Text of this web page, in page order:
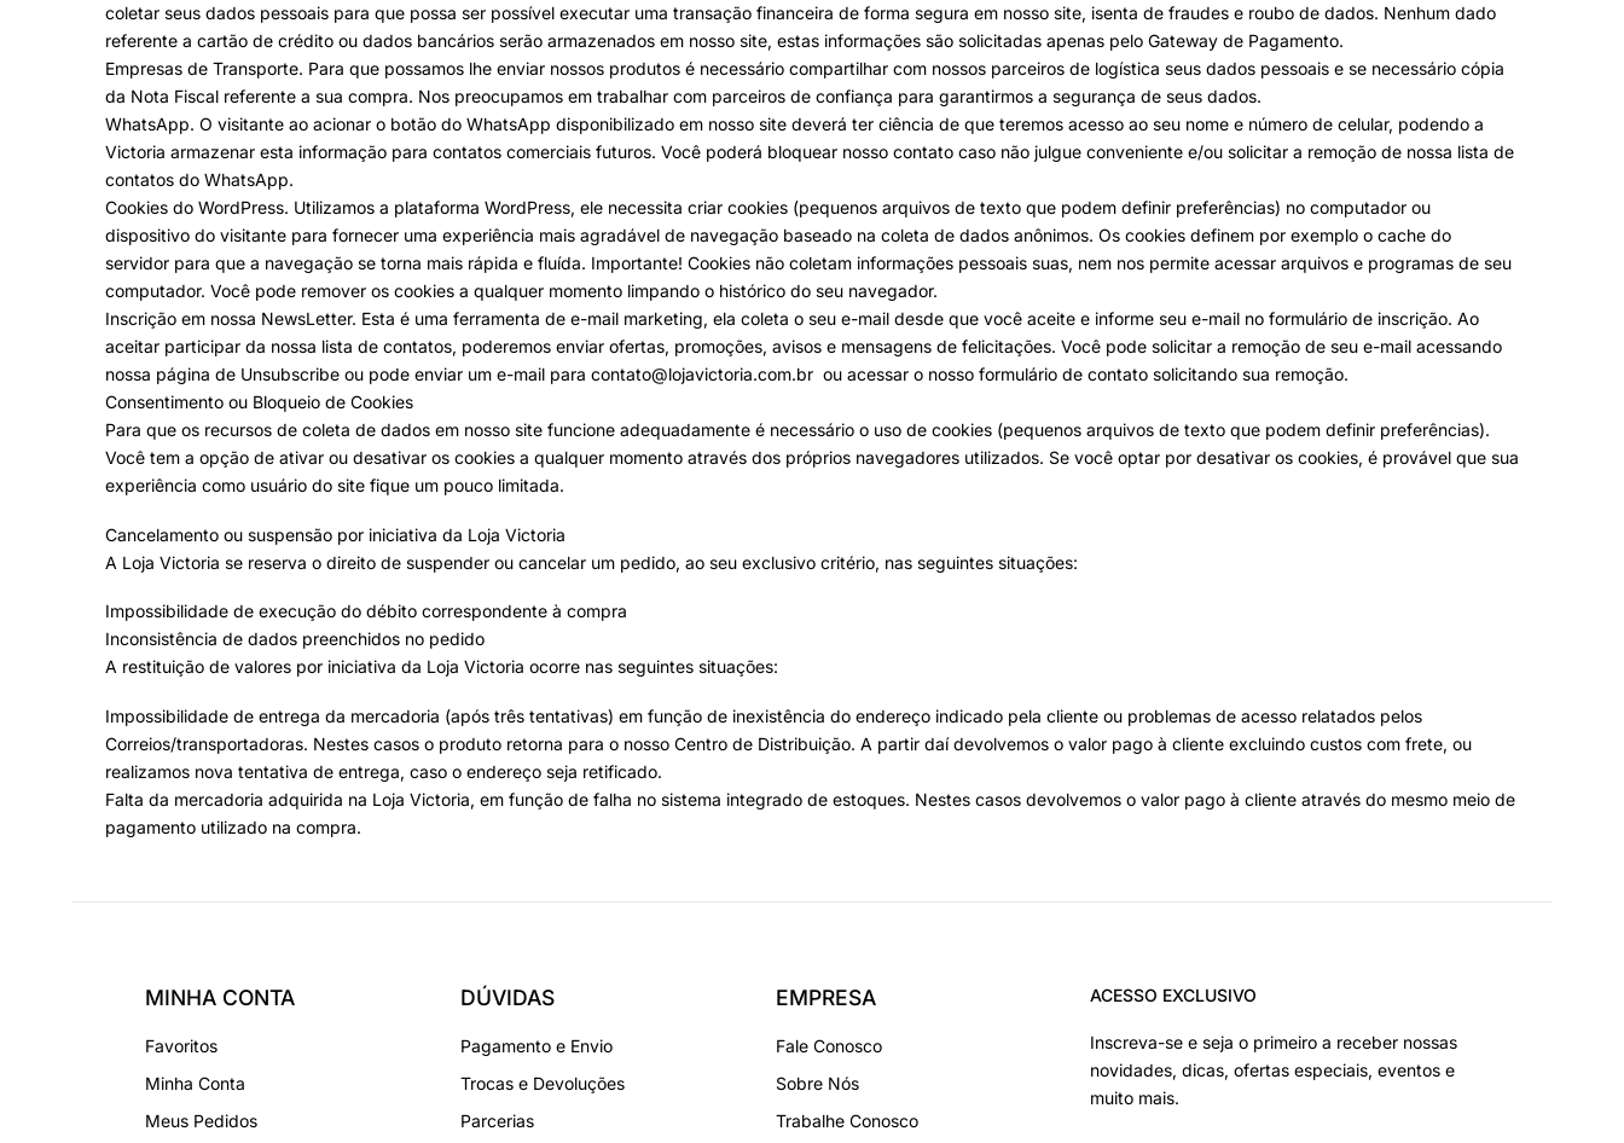
coletar seus dados pessoais para que possa ser possível executar uma transação financeira de forma segura em nosso site, isenta de fraudes e roubo de dados. Nenhum dado
referente a cartão de crédito ou dados bancários serão armazenados em nosso site, estas informações são solicitadas apenas pelo Gateway de Pagamento.
Empresas de Transporte. Para que possamos lhe enviar nossos produtos é necessário compartilhar com nossos parceiros de logística seus dados pessoais e se necessário cópia
da Nota Fiscal referente a sua compra. Nos preocupamos em trabalhar com parceiros de confiança para garantirmos a segurança de seus dados.
WhatsApp. O visitante ao acionar o botão do WhatsApp disponibilizado em nosso site deverá ter ciência de que teremos acesso ao seu nome e número de celular, podendo a
Victoria armazenar esta informação para contatos comerciais futuros. Você poderá bloquear nosso contato caso não julgue conveniente e/ou solicitar a remoção de nossa lista de
contatos do WhatsApp.
Cookies do WordPress. Utilizamos a plataforma WordPress, ele necessita criar cookies (pequenos arquivos de texto que podem definir preferências) no computador ou
dispositivo do visitante para fornecer uma experiência mais agradável de navegação baseado na coleta de dados anônimos. Os cookies definem por exemplo o cache do
servidor para que a navegação se torna mais rápida e fluída. Importante! Cookies não coletam informações pessoais suas, nem nos permite acessar arquivos e programas de seu
computador. Você pode remover os cookies a qualquer momento limpando o histórico do seu navegador.
Inscrição em nossa NewsLetter. Esta é uma ferramenta de e-mail marketing, ela coleta o seu e-mail desde que você aceite e informe seu e-mail no formulário de inscrição. Ao
aceitar participar da nossa lista de contatos, poderemos enviar ofertas, promoções, avisos e mensagens de felicitações. Você pode solicitar a remoção de seu e-mail acessando
nossa página de Unsubscribe ou pode enviar um e-mail para contato@lojavictoria.com.br ou acessar o nosso formulário de contato solicitando sua remoção.
Consentimento ou Bloqueio de Cookies
Para que os recursos de coleta de dados em nosso site funcione adequadamente é necessário o uso de cookies (pequenos arquivos de texto que podem definir preferências).
Você tem a opção de ativar ou desativar os cookies a qualquer momento através dos próprios navegadores utilizados. Se você optar por desativar os cookies, é provável que sua
experiência como usuário do site fique um pouco limitada.
Cancelamento ou suspensão por iniciativa da Loja Victoria
A Loja Victoria se reserva o direito de suspender ou cancelar um pedido, ao seu exclusivo critério, nas seguintes situações:
Impossibilidade de execução do débito correspondente à compra
Inconsistência de dados preenchidos no pedido
A restituição de valores por iniciativa da Loja Victoria ocorre nas seguintes situações:
Impossibilidade de entrega da mercadoria (após três tentativas) em função de inexistência do endereço indicado pela cliente ou problemas de acesso relatados pelos
Correios/transportadoras. Nestes casos o produto retorna para o nosso Centro de Distribuição. A partir daí devolvemos o valor pago à cliente excluindo custos com frete, ou
realizamos nova tentativa de entrega, caso o endereço seja retificado.
Falta da mercadoria adquirida na Loja Victoria, em função de falha no sistema integrado de estoques. Nestes casos devolvemos o valor pago à cliente através do mesmo meio de
pagamento utilizado na compra.
MINHA CONTA
Favoritos
Minha Conta
Meus Pedidos
DÚVIDAS
Pagamento e Envio
Trocas e Devoluções
Parcerias
EMPRESA
Fale Conosco
Sobre Nós
Trabalhe Conosco
ACESSO EXCLUSIVO
Inscreva-se e seja o primeiro a receber nossas
novidades, dicas, ofertas especiais, eventos e
muito mais.